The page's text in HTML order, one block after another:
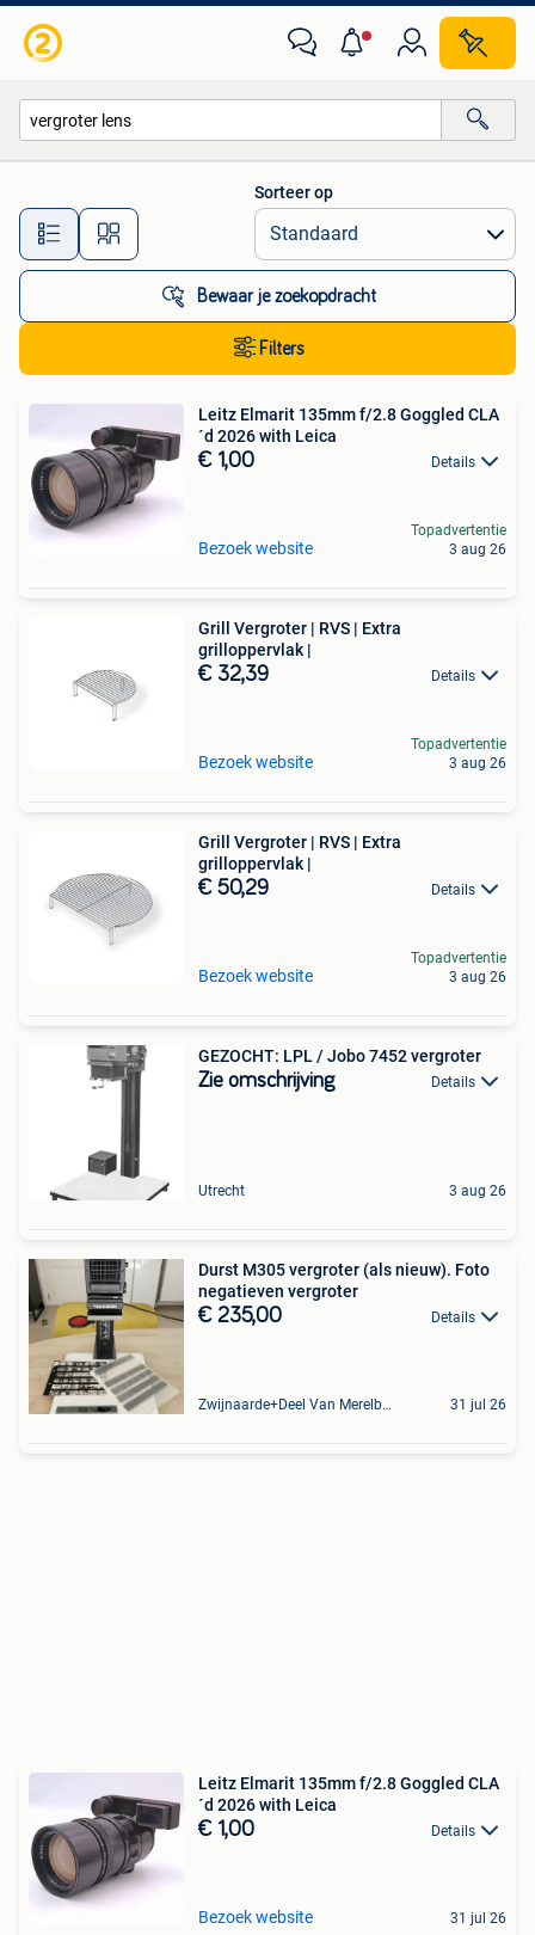
Alle afstanden…
Sorteer op
Bewaar je zoekopdracht
Filters
Leitz Elmarit 135mm f/2.8 Goggled CLA
´d 2026 with Leica
€ 1,00 Details
Bezoek website
Topadvertentie
3 aug 26
Grill Vergroter | RVS | Extra
grilloppervlak |
€ 32,39 Details
Bezoek website
Topadvertentie
3 aug 26
Grill Vergroter | RVS | Extra
grilloppervlak |
€ 50,29 Details
Bezoek website
Topadvertentie
3 aug 26
GEZOCHT: LPL / Jobo 7452 vergroter
Zie omschrijving Details
Utrecht 3 aug 26
Durst M305 vergroter (als nieuw). Foto
negatieven vergroter
€ 235,00 Details
Zwijnaarde+Deel Van Merelbeke 31 jul 26
Leitz Elmarit 135mm f/2.8 Goggled CLA
´d 2026 with Leica
€ 1,00 Details
Bezoek website 31 jul 26